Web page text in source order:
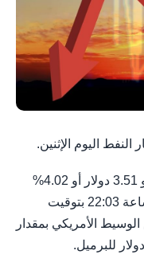
وانخفضت العقود الآجلة لخام برنت بنحو 3.51 دولار أو 4.02%
لتسجل 83.82 دولار للبرميل بحلول الساعة 22:03 بتوقيت
الأمريكي بمقدار